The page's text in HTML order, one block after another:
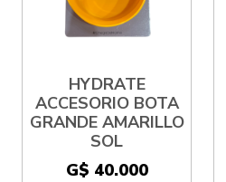
HYDRATE
ACCESORIO BOTA
GRANDE AMARILLO
SOL
G$ 40.000